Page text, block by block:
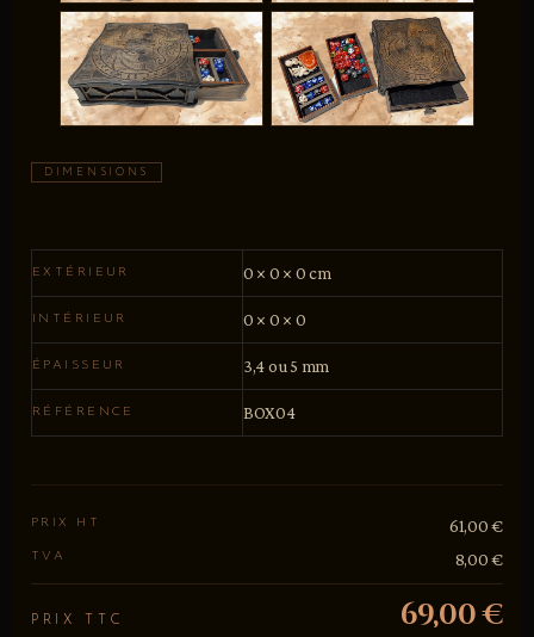
DIMENSIONS
EXTÉRIEUR 0 × 0 × 0 cm
INTÉRIEUR 0 × 0 × 0
ÉPAISSEUR 3,4 ou 5 mm
RÉFÉRENCE BOX04
PRIX HT 61,00 €
TVA 8,00 €
PRIX TTC 69,00 €